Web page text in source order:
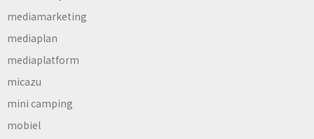
mediamarketing
mediaplan
mediaplatform
micazu
mini camping
mobiel